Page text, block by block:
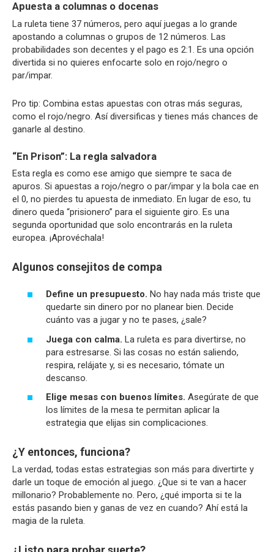
Apuesta a columnas o docenas
La ruleta tiene 37 números, pero aquí juegas a lo grande
apostando a columnas o grupos de 12 números. Las
probabilidades son decentes y el pago es 2:1. Es una opción
divertida si no quieres enfocarte solo en rojo/negro o
par/impar.
Pro tip: Combina estas apuestas con otras más seguras,
como el rojo/negro. Así diversificas y tienes más chances de
ganarle al destino.
“En Prison”: La regla salvadora
Esta regla es como ese amigo que siempre te saca de
apuros. Si apuestas a rojo/negro o par/impar y la bola cae en
el 0, no pierdes tu apuesta de inmediato. En lugar de eso, tu
dinero queda “prisionero” para el siguiente giro. Es una
segunda oportunidad que solo encontrarás en la ruleta
europea. ¡Aprovéchala!
Algunos consejitos de compa
Define un presupuesto. No hay nada más triste que
quedarte sin dinero por no planear bien. Decide
cuánto vas a jugar y no te pases, ¿sale?
Juega con calma. La ruleta es para divertirse, no
para estresarse. Si las cosas no están saliendo,
respira, relájate y, si es necesario, tómate un
descanso.
Elige mesas con buenos límites. Asegúrate de que
los límites de la mesa te permitan aplicar la
estrategia que elijas sin complicaciones.
¿Y entonces, funciona?
La verdad, todas estas estrategias son más para divertirte y
darle un toque de emoción al juego. ¿Que si te van a hacer
millonario? Probablemente no. Pero, ¿qué importa si te la
estás pasando bien y ganas de vez en cuando? Ahí está la
magia de la ruleta.